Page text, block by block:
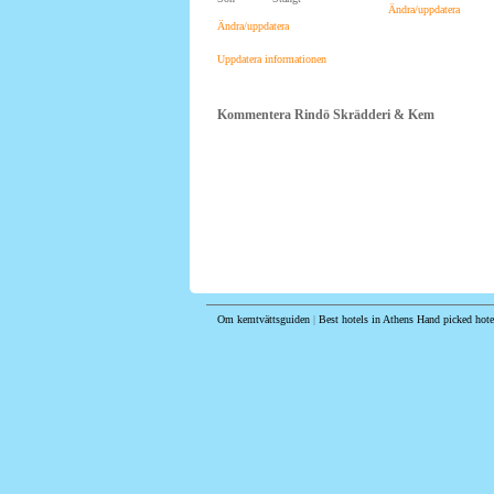
Ändra/uppdatera
Ändra/uppdatera
Uppdatera informationen
Kommentera Rindö Skrädderi & Kem
Om kemtvättsguiden | Best hotels in Athens Hand picked